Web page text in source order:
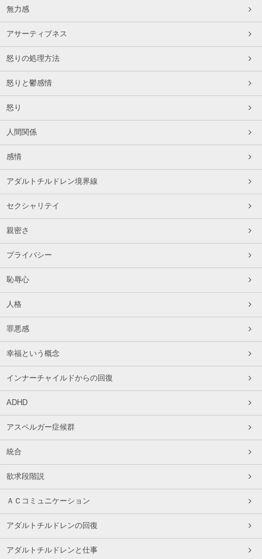
無力感
アサーティブネス
怒りの処理方法
怒りと鬱感情
怒り
人間関係
感情
アダルトチルドレン境界線
セクシャリテイ
親密さ
プライバシー
恥辱心
人格
罪悪感
幸福という概念
インナーチャイルドからの回復
ADHD
アスペルガー症候群
統合
欲求段階説
ＡＣコミュニケーション
アダルトチルドレンの回復
アダルトチルドレンと仕事